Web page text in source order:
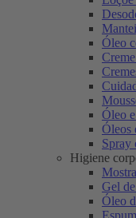
Óleo
Óleo
Óleos
Spray
Higiene
Gel
Óleo